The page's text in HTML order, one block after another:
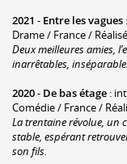
2021 - Entre les vagues
Drame / France /
Deux meilleures amies,
inarrêtables,
2020- De bas étage :
Comédie / France /
La trentaine révolue, un
stable, espérant
son fils.